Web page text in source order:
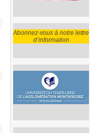
Abonnez-vous à notre lettre
d’information